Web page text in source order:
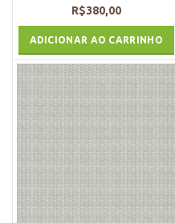
R$380,00
ADICIONAR AO CARRINHO